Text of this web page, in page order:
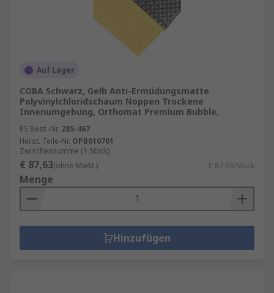
Auf Lager
COBA Schwarz, Gelb Anti-Ermüdungsmatte
Polyvinylchloridschaum Noppen Trockene
Innenumgebung, Orthomat Premium Bubble,
RS Best.-Nr. 285-467
Herst. Teile-Nr. OPB010701
Zwischensumme (1 Stück)
€ 87,63(ohne MwSt.) € 87,63/Stück
Menge
Hinzufügen